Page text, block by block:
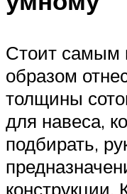
Стоит самым
образом
толщины
для навеса,
подбирать,